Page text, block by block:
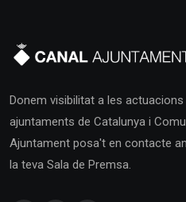
Donem visibilitat a les
ajuntaments de Catalunya i
Ajuntament posa't en contacte
la teva Sala de Premsa.